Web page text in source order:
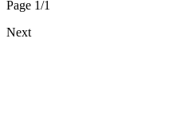
Page 1/1
Next